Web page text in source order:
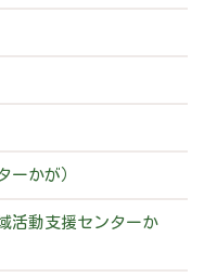
かが）
活動支援センターか